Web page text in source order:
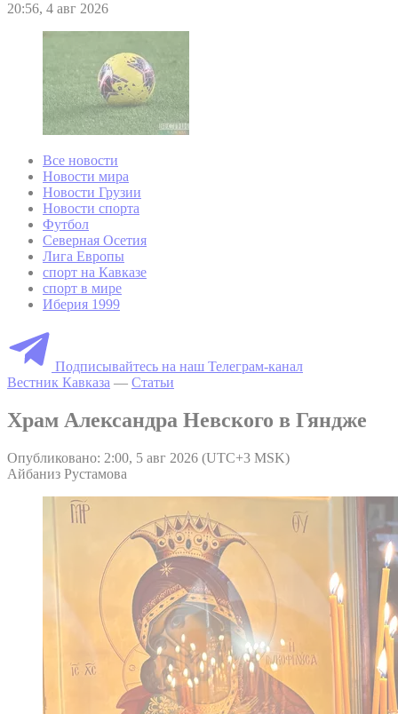
20:56, 4 авг 2026
Все новости
Новости мира
Новости Грузии
Новости спорта
Футбол
Северная Осетия
Лига Европы
спорт на Кавказе
спорт в мире
Иберия 1999
Подписывайтесь на наш Телеграм-канал
Вестник Кавказа — Статьи
Храм Александра Невского в Гяндже
Опубликовано: 2:00, 5 авг 2026 (UTC+3 MSK)
Айбаниз Рустамова